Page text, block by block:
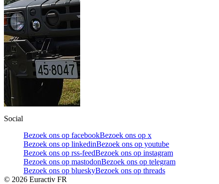
Social
Bezoek ons op facebookBezoek ons op x
Bezoek ons op linkedinBezoek ons op youtube
Bezoek ons op rss-feedBezoek ons op instagram
Bezoek ons op mastodonBezoek ons op telegram
Bezoek ons op blueskyBezoek ons op threads
© 2026 Euractiv FR